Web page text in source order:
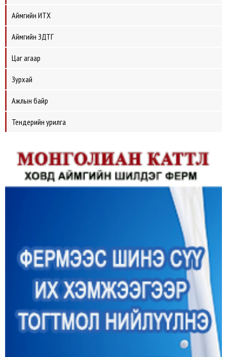
Аймгийн ИТХ
Аймгийн ЗДТГ
Цаг агаар
Зурхай
Ажлын байр
Тендерийн урилга